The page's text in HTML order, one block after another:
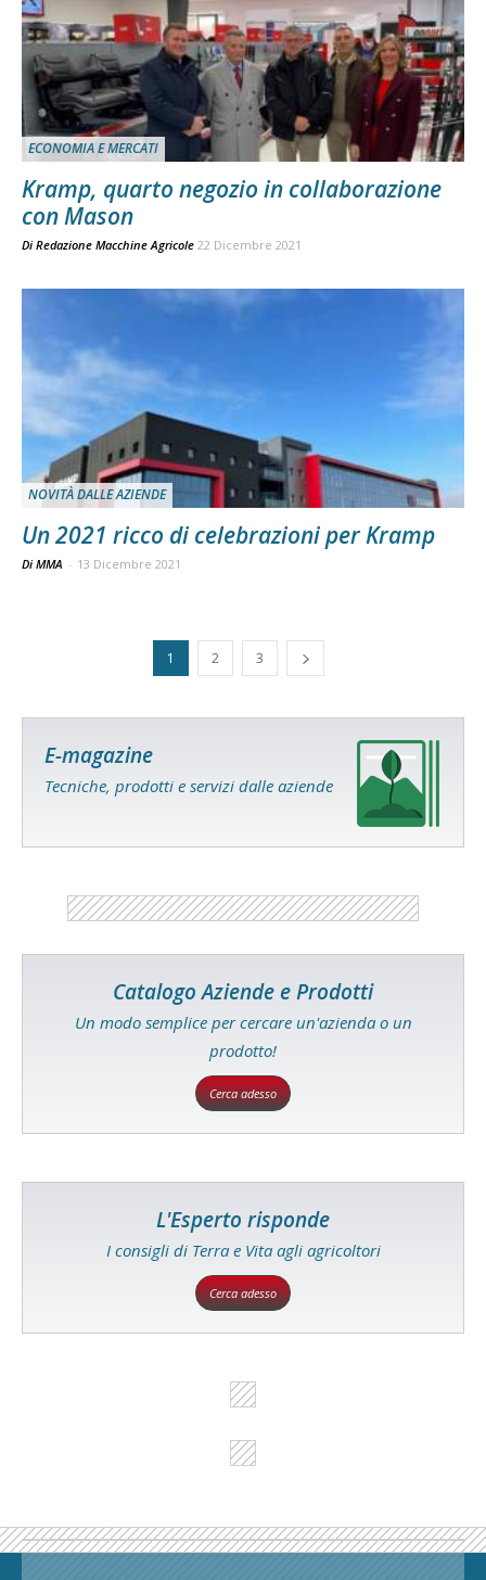
ECONOMIA E MERCATI
Kramp, quarto negozio in collaborazione
con Mason
Di Redazione Macchine Agricole 22 Dicembre 2021
NOVITÀ DALLE AZIENDE
Un 2021 ricco di celebrazioni per Kramp
Di MMA - 13 Dicembre 2021
1 2 3
E-magazine
Tecniche, prodotti e servizi dalle aziende
Catalogo Aziende e Prodotti
Un modo semplice per cercare un'azienda o un
prodotto!
Cerca adesso
L'Esperto risponde
I consigli di Terra e Vita agli agricoltori
Cerca adesso